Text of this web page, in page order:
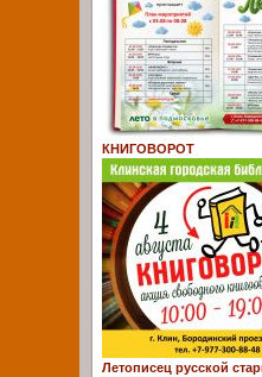
КНИГОВОРОТ
Летописец русской